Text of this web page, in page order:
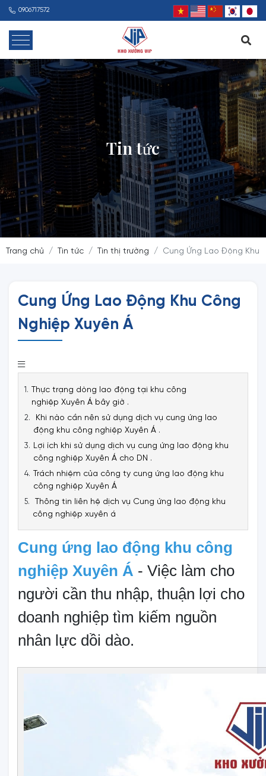
0906717572
Tin tức
Trang chủ Tin tức Tin thị trường Cung Ứng Lao Động Khu
Cung Ứng Lao Động Khu Công
Nghiệp Xuyên Á
Thực trạng dòng lao động tại khu công
nghiệp Xuyên Á bây giờ .
Khi nào cần nên sử dụng dịch vụ cung ứng lao
động khu công nghiệp Xuyên Á .
Lợi ích khi sử dụng dịch vụ cung ứng lao động khu
công nghiệp Xuyên Á cho DN .
Trách nhiệm của công ty cung ứng lao động khu
công nghiệp Xuyên Á
Thông tin liên hệ dịch vụ Cung ứng lao động khu
công nghiệp xuyên á
Cung ứng lao động khu công
nghiệp Xuyên Á - Việc làm cho
người cần thu nhập, thuận lợi cho
doanh nghiệp tìm kiếm nguồn
nhân lực dồi dào.